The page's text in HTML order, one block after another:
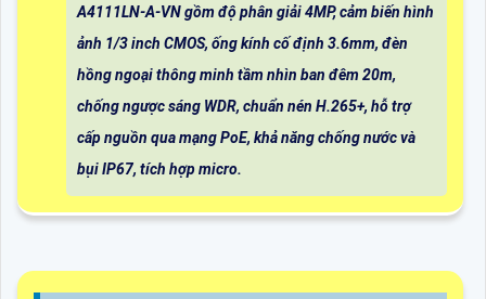
A4111LN-A-VN gồm độ phân giải 4MP, cảm biến hình
ảnh 1/3 inch CMOS, ống kính cố định 3.6mm, đèn
hồng ngoại thông minh tầm nhìn ban đêm 20m,
chống ngược sáng WDR, chuẩn nén H.265+, hỗ trợ
cấp nguồn qua mạng PoE, khả năng chống nước và
bụi IP67, tích hợp micro.